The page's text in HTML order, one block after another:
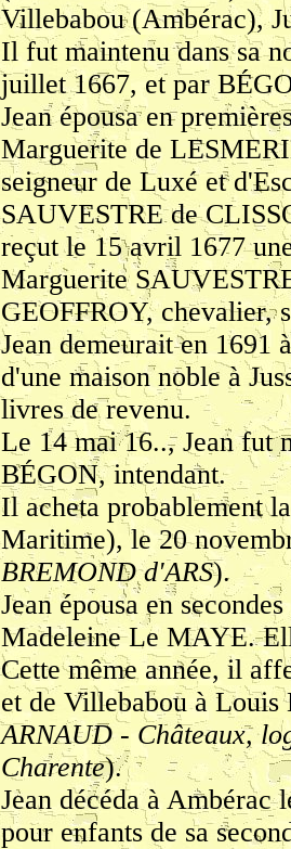
Villebabou (Ambérac),
Il fut maintenu dans sa
juillet 1667, et par
Jean épousa en
Marguerite de
seigneur de Luxé et
SAUVESTRE de
reçut le 15 avril 1677
Marguerite
GEOFFROY, chevalier,
Jean demeurait en 1691
d'une maison noble à
livres de revenu.
Le 14 mai 16.., Jean fut
BÉGON, intendant.
Il acheta probablement
Maritime), le 20
BREMOND d'ARS).
Jean épousa en
Madeleine Le MAYE.
Cette même année, il
et de Villebabou à
ARNAUD - Châteaux,
Charente).
Jean décéda à Ambérac
pour enfants de sa